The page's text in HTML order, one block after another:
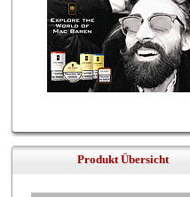
Produkt Übersicht